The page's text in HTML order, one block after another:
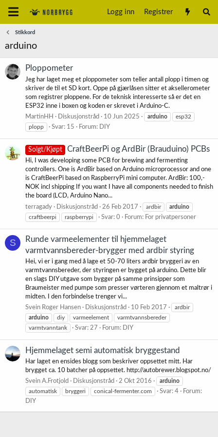
Logg inn Registrer
Stikkord
arduino
Ploppometer
Jeg har laget meg et ploppometer som teller antall plopp i timen og
skriver de til et SD kort. Oppe på gjærlåsen sitter et aksellerometer
som registrer ploppene. For de teknisk interesserte så er det en
ESP32 inne i boxen og koden er skrevet i Arduino-C.
MartinHH
Diskusjonstråd 10 Jun 2025 arduino
esp32
plopp
Svar: 15 Forum: DIY
Solgt/Kjøpt CraftBeerPi og ArdBir (Brauduino) PCBs
Hi, I was developing some PCB for brewing and fermenting
controllers. One is ArdBir based on Arduino microprocessor and one
is CraftBeerPi based on RaspberryPi mini computer. ArdBir: 100,-
NOK incl shipping If you want I have all components needed to finish
the board (LCD, Arduino Nano...
terragady
Diskusjonstråd 26 Feb 2017 ardbir
arduino
craftbeerpi
raspberrypi Svar: 0 Forum: For privatpersoner
S
Runde varmeelementer til hjemmelaget
varmtvannsbereder-brygger med ardbir styring
Hei, vi er i gang med å lage et 50-70 liters ardbir bryggeri av en
varmtvannsbereder, der styringen er bygget på arduino. Dette blir
en slags DIY utgave som bygger på samme prinsipper som
Braumeister med pumpe som presser vørteren gjennom et maltrør i
midten. I den forbindelse trenger vi...
Svein Roger Hansen
Diskusjonstråd 10 Feb 2017
ardbir
arduino
diy varmeelement
varmtvannsbereder
varmtvanntank
Svar: 27 Forum: DIY
Hjemmelaget semi automatisk bryggestand
Har laget en ensides blogg som beskriver oppsettet mitt. Har
brygget ca. 10 batcher på oppsettet. http://autobrewer.blogspot.no/
Svein A.Frotjold
Diskusjonstråd 2 Okt 2016
arduino
automatisk
bryggeri conical-fermenter.com Svar: 4
Forum:
DIY